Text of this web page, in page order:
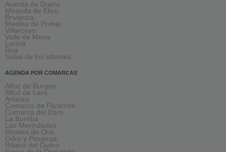
Aranda de Duero
Miranda de Ebro
Briviesca
Medina de Pomar
Villarcayo
Valle de Mena
Lerma
Roa
Salas de los infantes
AGENDA POR COMARCAS
Alfoz de Burgos
Alfoz de Lara
Arlanza
Comarca de Páramos
Comarca del Ebro
La Bureba
Las Merindades
Montes de Oca
Odra y Pisuerga
Ribera del Duero